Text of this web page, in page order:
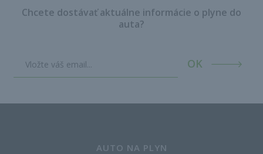
Chcete dostávať aktuálne informácie o plyne do
auta?
OK
AUTO NA PLYN